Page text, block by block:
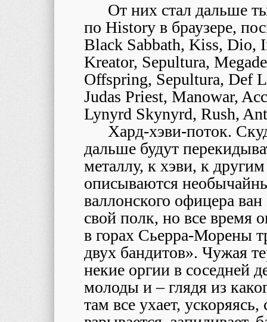
От них стал дальше
по History в браузере,
Black Sabbath, Kiss, Dio,
Kreator, Sepultura,
Offspring, Sepultura, Def
Judas Priest, Manowar,
Lynyrd Skynyrd, Rush,
Хард-хэви-поток.
дальше будут
металлу, к хэви, к
описываются
валлонского офицера
свой полк, но все время
в горах Сьерра-Морены
двух бандитов». Чужая
некие оргии в соседней
молоды и – глядя из
там все ухает,